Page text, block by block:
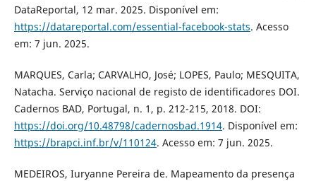
DataReportal, 12 mar. 2025. Disponível em:
https://datareportal.com/essential-facebook-stats. Acesso
em: 7 jun. 2025.
MARQUES, Carla; CARVALHO, José; LOPES, Paulo; MESQUITA,
Natacha. Serviço nacional de registo de identificadores DOI.
Cadernos BAD, Portugal, n. 1, p. 212-215, 2018. DOI:
https://doi.org/10.48798/cadernosbad.1914. Disponível em:
https://brapci.inf.br/v/110124. Acesso em: 7 jun. 2025.
MEDEIROS, Iuryanne Pereira de. Mapeamento da presença